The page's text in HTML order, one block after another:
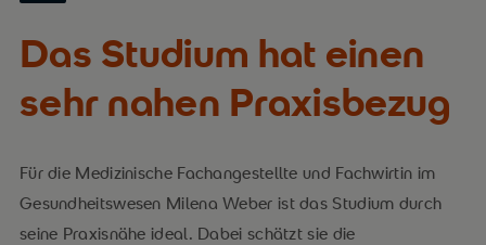
Das Studium hat einen
sehr nahen Praxisbezug
Für die Medizinische Fachangestellte und Fachwirtin im
Gesundheitswesen Milena Weber ist das Studium durch
seine Praxisnähe ideal. Dabei schätzt sie die